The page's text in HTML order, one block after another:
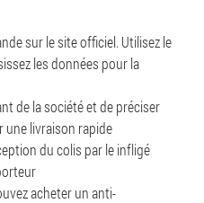
sur le site officiel. Utilisez le
les données pour la
de la société et de préciser
une livraison rapide
du colis par le infligé
acheter un anti-